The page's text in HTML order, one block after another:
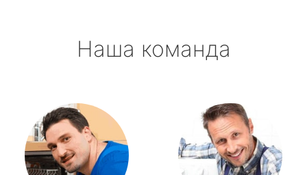
Наша команда